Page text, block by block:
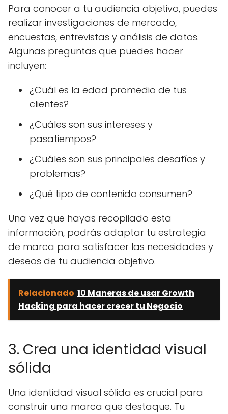
Para conocer a tu audiencia objetivo, puedes
realizar investigaciones de mercado,
encuestas, entrevistas y análisis de datos.
Algunas preguntas que puedes hacer
incluyen:
¿Cuál es la edad promedio de tus
clientes?
¿Cuáles son sus intereses y
pasatiempos?
¿Cuáles son sus principales desafíos y
problemas?
¿Qué tipo de contenido consumen?
Una vez que hayas recopilado esta
información, podrás adaptar tu estrategia
de marca para satisfacer las necesidades y
deseos de tu audiencia objetivo.
Relacionado 10 Maneras de usar Growth
Hacking para hacer crecer tu Negocio
3. Crea una identidad visual
sólida
Una identidad visual sólida es crucial para
construir una marca que destaque. Tu